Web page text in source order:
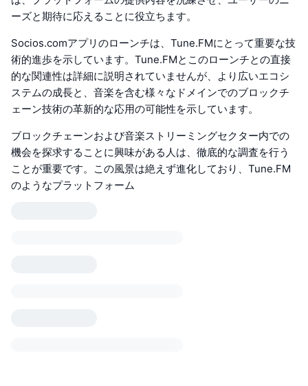
ーズと期待に応えることに役立ちます。
Socios.comアプリのローンチは、Tune.FMにとって重要な技
術的進歩を示しています。Tune.FMとこのローンチとの直接
的な関連性は詳細に説明されていませんが、より広いエコシ
ステムの成長と、音楽を含む様々なドメインでのブロックチ
ェーン技術の革新的な応用の可能性を示しています。
ブロックチェーンおよび音楽ストリーミングセクター内での
機会を探求することに興味がある人は、徹底的な調査を行う
ことが重要です。この風景は絶えず進化しており、Tune.FM
のようなプラットフォーム